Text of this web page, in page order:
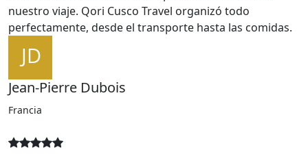
Jean-Pierre Dubois
Francia
todos fueron excelentes. Muy recomendable para